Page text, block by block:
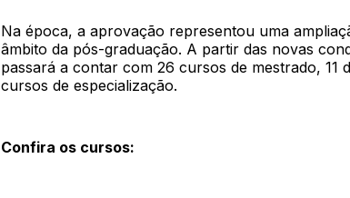
Na época, a aprovação representou uma
âmbito da pós-graduação. A partir das novas
passará a contar com 26 cursos de mestrado, 11
cursos de especialização.
Confira os cursos: